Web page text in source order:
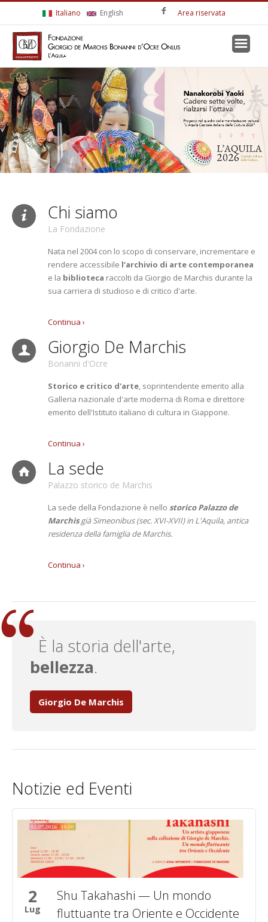
Italiano English Area riservata
Chi siamo
La Fondazione
Nata nel 2004 con lo scopo di conservare, incrementare e
rendere accessibile l’archivio di arte contemporanea
e la biblioteca raccolti da Giorgio de Marchis durante la
sua carriera di studioso e di critico d'arte.
Continua ›
Giorgio De Marchis
Bonanni d'Ocre
Storico e critico d'arte, soprintendente emerito alla
Galleria nazionale d'arte moderna di Roma e direttore
emerito dell'Istituto italiano di cultura in Giappone.
Continua ›
La sede
Palazzo storico de Marchis
La sede della Fondazione è nello storico Palazzo de
Marchisgià Simeonibus (sec. XVI-XVII) in L'Aquila, antica
residenza della famiglia de Marchis.
Continua ›
È la storia dell'arte,
bellezza.
Giorgio De Marchis
Notizie ed Eventi
2
Lug
Shu Takahashi — Un mondo
fluttuante tra Oriente e Occidente